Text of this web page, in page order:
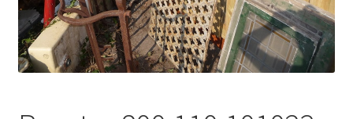
Tegels
Traponderdelen